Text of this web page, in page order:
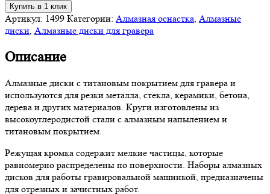
Купить в 1 клик
Артикул: 1499 Категории: Алмазная оснастка Алмазные
диски Алмазные диски для гравера
Описание
Алмазные диски с титановым покрытием для гравера и
используются для резки металла, стекла, керамики, бетона,
дерева и других материалов. Круги изготовлены из
высокоуглеродистой стали с алмазным напылением и
титановым покрытием.
Режущая кромка содержит мелкие частицы, которые
равномерно распределены по поверхности. Наборы алмазных
дисков для работы гравировальной машинкой, предназначены
для отрезных и зачистных работ.